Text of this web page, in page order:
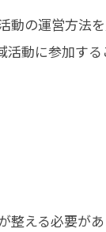
動の運営方法
動に参加す
える必要が